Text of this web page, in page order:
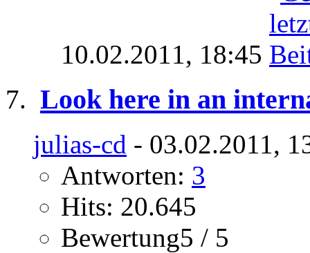
10.02.2011, 18:45
Look here in an
julias-cd - 03.02.2011,
Antworten: 3
Hits: 20.645
Bewertung5 / 5